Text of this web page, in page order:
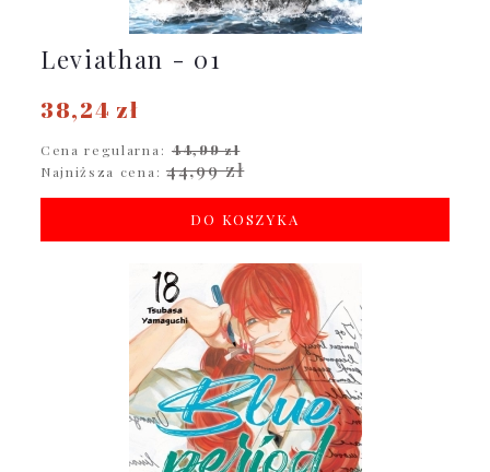
Leviathan - 01
38,24 zł
Cena regularna: 44,99 zł
Najniższa cena: 44,99 zł
DO KOSZYKA